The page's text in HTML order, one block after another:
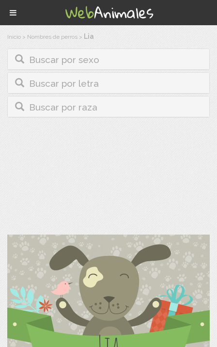
Inicio > Nombres de perros > Lia
Buscar por sexo
Buscar por letra
Buscar por raza